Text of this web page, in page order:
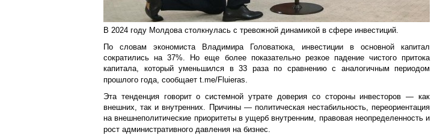
В 2024 году Молдова столкнулась с тревожной динамикой в сфере инвестиций.
По словам экономиста Владимира Головатюка, инвестиции в основной капитал
сократились на 37%. Но еще более показательно резкое падение чистого притока
капитала, который уменьшился в 33 раза по сравнению с аналогичным периодом
прошлого года, сообщает t.me/Fluieras.
Эта тенденция говорит о системной утрате доверия со стороны инвесторов — как
внешних, так и внутренних. Причины — политическая нестабильность, переориентация
на внешнеполитические приоритеты в ущерб внутренним, правовая неопределенность и
рост административного давления на бизнес.